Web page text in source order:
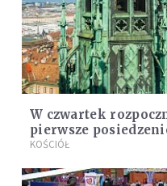
W czwartek
pierwsze
władz Światowej
KOŚCIÓŁ